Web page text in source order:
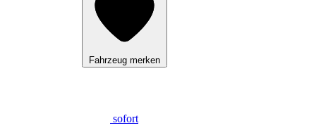
Fahrzeug merken
sofort